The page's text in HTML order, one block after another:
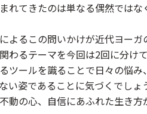
れてきたのは単なる偶然では
よるこの問いかけが近代ヨーガ
わるテーマを今回は2回に分けて
ツールを識ることで日々の悩
い姿であることに気づくでしょ
動の心、自信にあふれた生き方